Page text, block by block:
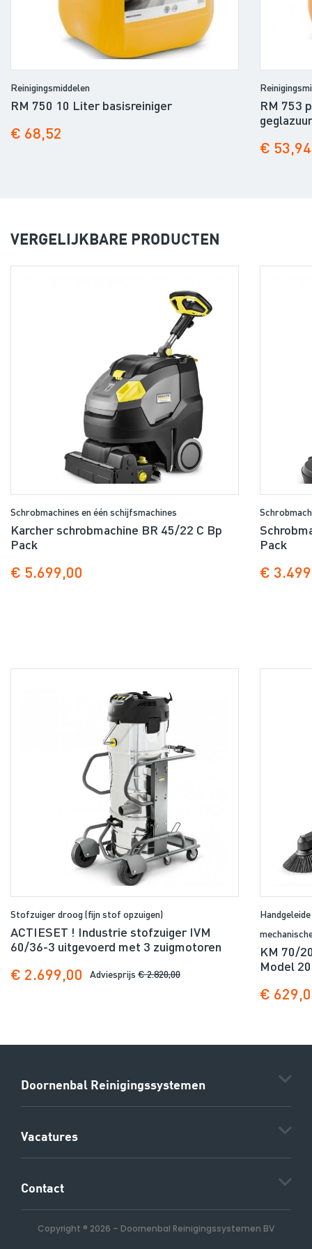
Reinigingsmiddelen
RM 750 10 Liter basisreiniger
€ 68,52
RM 753
€ 53,94
VERGELIJKBARE PRODUCTEN
Schrobmachines en één schijfsmachines
Karcher schrobmachine BR 45/22 C Bp
Pack
€ 5.699,00
Pack
€
Stofzuiger droog (fijn stof opzuigen)
ACTIESET ! Industrie stofzuiger IVM
60/36-3 uitgevoerd met 3 zuigmotoren
€ 2.699,00 Adviesprijs € 2.820,00
KM 70/
Model
€
Doornenbal Reinigingssystemen
Vacatures
Contact
Copyright ® 2026 – Doornenbal Reinigingssystemen BV